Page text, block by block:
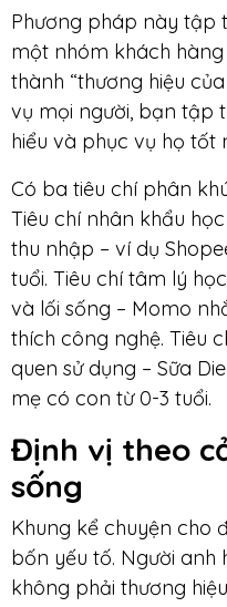
Phương pháp này tập
một nhóm khách
thành “thương hiệu
vụ mọi người, bạn tập
hiểu và phục vụ họ tốt
Có ba tiêu chí phân
Tiêu chí nhân khẩu
thu nhập – ví dụ
tuổi. Tiêu chí tâm lý
và lối sống – Momo
thích công nghệ. Tiêu
quen sử dụng – Sữa
mẹ có con từ 0-3 tuổi.
Định vị theo
sống
Khung kể chuyện cho
bốn yếu tố. Người anh
không phải thương